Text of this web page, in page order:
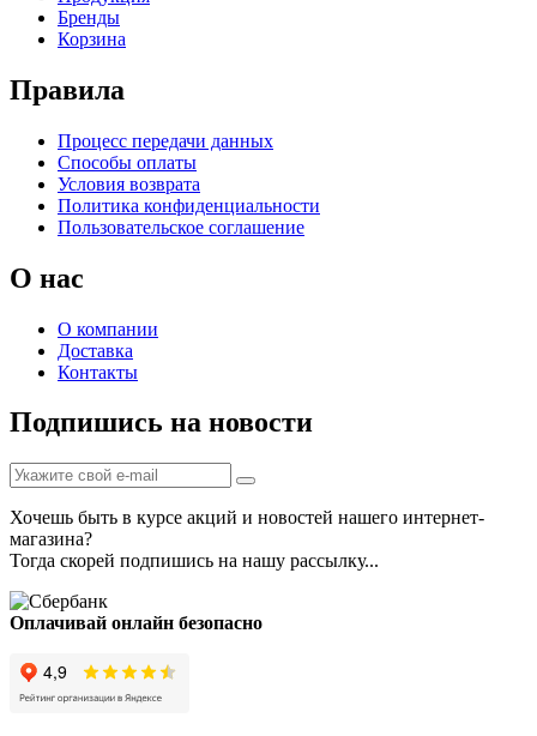
Бренды
Корзина
Правила
Процесс передачи данных
Способы оплаты
Условия возврата
Политика конфиденциальности
Пользовательское соглашение
О нас
О компании
Доставка
Контакты
Подпишись на новости
Хочешь быть в курсе акций и новостей нашего интернет-
магазина?
Тогда скорей подпишись на нашу рассылку...
Оплачивай онлайн безопасно